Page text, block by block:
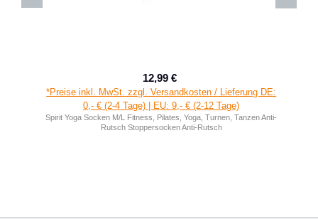
Verkaufspreis:
12,99 €
*Preise inkl. MwSt. zzgl. Versandkosten / Lieferung DE:
0,- € (2-4 Tage) | EU: 9,- € (2-12 Tage)
Spirit Yoga Socken M/L Fitness, Pilates, Yoga, Turnen, Tanzen Anti-
Rutsch Stoppersocken Anti-Rutsch